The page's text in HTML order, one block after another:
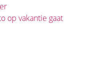
op vakantie gaat